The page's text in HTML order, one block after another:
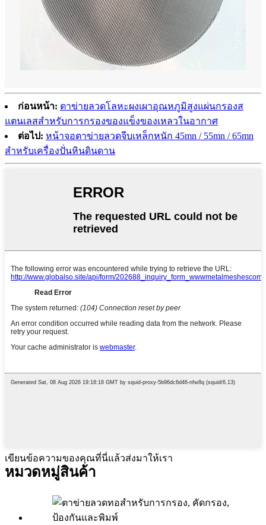
ก่อนหน้า: ตาข่ายลวดโลหะผงเผาอุณหภูมิสูงแผ่นกรองส
แตนเลสสำหรับการกรองของแข็งของเหลวในอากาศ
ต่อไป: หน้าจอตาข่ายลวดจีบเหล็กหนัก 45mn / 55mn / 65mn
สำหรับเครื่องปั่นหินดินดาน
เขียนข้อความของคุณที่นี่แล้วส่งมาให้เรา
หมวดหมู่สินค้า